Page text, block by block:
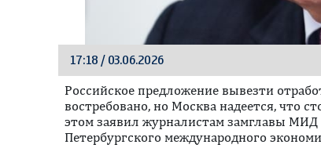
17:18 / 03.06.2026
Российское предложение вывезти
востребовано, но Москва надеется, что
этом заявил журналистам замглавы
Петербургского международного